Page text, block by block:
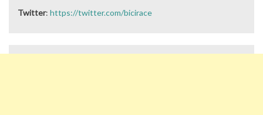
Twitter: https://twitter.com/bicirace